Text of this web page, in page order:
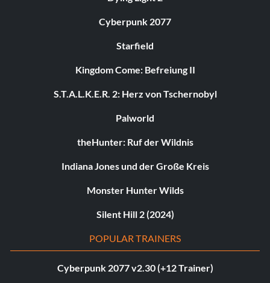
Cyberpunk 2077
Starfield
Kingdom Come: Befreiung II
S.T.A.L.K.E.R. 2: Herz von Tschernobyl
Palworld
theHunter: Ruf der Wildnis
Indiana Jones und der Große Kreis
Monster Hunter Wilds
Silent Hill 2 (2024)
POPULAR TRAINERS
Cyberpunk 2077 v2.30 (+12 Trainer)